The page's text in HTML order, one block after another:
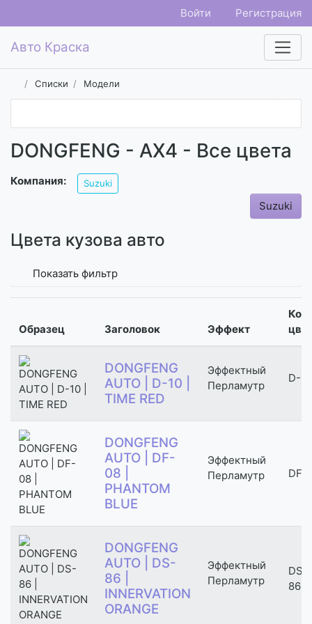
Войти Регистрация
Авто Краска
Списки Модели
DONGFENG - AX4 - Все цвета
Компания: Suzuki
Suzuki
Цвета кузова авто
Показать фильтр
Образец Заголовок Эффект
Код
DONGFENG
AUTO | D-10 |
TIME RED
Эффектный
Перламутр
D-10
DONGFENG
AUTO | DF-
08 |
PHANTOM
BLUE
Эффектный
Перламутр
DF-
DONGFENG
AUTO | DS-
86 |
INNERVATION
ORANGE
Эффектный
Перламутр
DS-
86